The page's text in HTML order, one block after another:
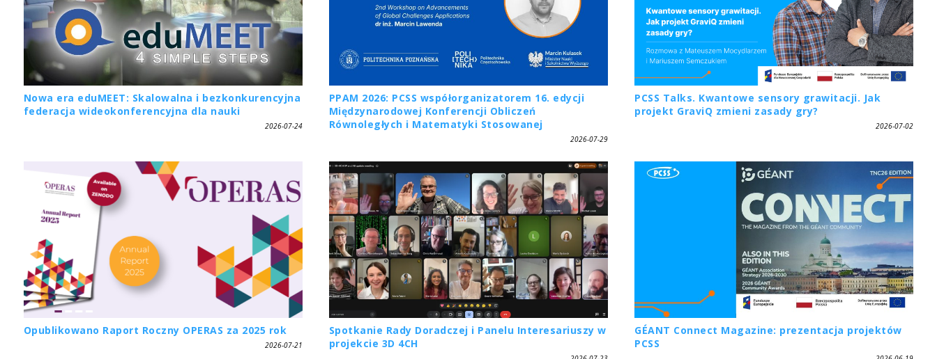
Nowa era eduMEET: Skalowalna i bezkonkurencyjna
federacja wideokonferencyjna dla nauki
2026-07-24
PPAM 2026: PCSS współorganizatorem 16. edycji
Międzynarodowej Konferencji Obliczeń
Równoległych i Matematyki Stosowanej
2026-07-29
PCSS Talks. Kwantowe sensory grawitacji. Jak
projekt GraviQ zmieni zasady gry?
2026-07-02
Opublikowano Raport Roczny OPERAS za 2025 rok
2026-07-21
Spotkanie Rady Doradczej i Panelu Interesariuszy w
projekcie 3D 4CH
GÉANT Connect Magazine: prezentacja projektów
PCSS